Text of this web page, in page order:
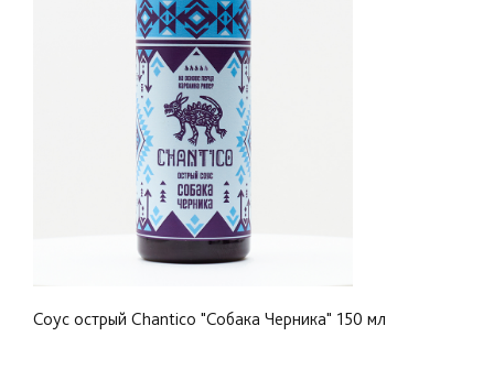
Соус острый Chantico "Собака Черника" 150 мл